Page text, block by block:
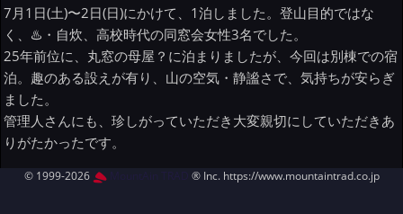
7月1日(土)〜2日(日)にかけて、1泊しました。登山目的ではな
く、♨️・自炊、高校時代の同窓会女性3名でした。
25年前位に、丸窓の母屋？に泊まりましたが、今回は別棟での宿
泊。趣のある設えが有り、山の空気・静謐さで、気持ちが安らぎ
ました。
管理人さんにも、珍しがっていただき大変親切にしていただきあ
りがたかったです。
© 1999-2026 MountAin TRAD ® Inc. https://www.mountaintrad.co.jp